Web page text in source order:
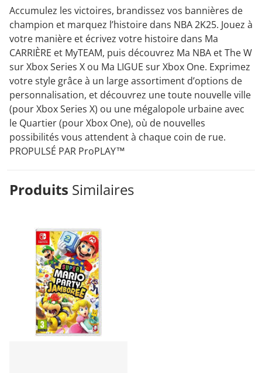
Accumulez les victoires, brandissez vos bannières de
champion et marquez l’histoire dans NBA 2K25. Jouez à
votre manière et écrivez votre histoire dans Ma
CARRIÈRE et MyTEAM, puis découvrez Ma NBA et The W
sur Xbox Series X ou Ma LIGUE sur Xbox One. Exprimez
votre style grâce à un large assortiment d’options de
personnalisation, et découvrez une toute nouvelle ville
(pour Xbox Series X) ou une mégalopole urbaine avec
le Quartier (pour Xbox One), où de nouvelles
possibilités vous attendent à chaque coin de rue.
PROPULSÉ PAR ProPLAY™
Produits Similaires